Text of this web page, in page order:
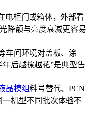
电柜门或箱体，外部看
降额与亮度衰减更容易
车间环境对盖板、涂
后越擦越花”是典型售
晶模组料号替代、PCN
一机型不同批次体验不